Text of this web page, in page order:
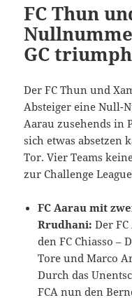
FC Thun
GC
Der FC Thun und
Absteiger eine Null-
Aarau zusehends in
sich etwas absetzen
Tor. Vier Teams
zur Challenge
FC Aarau mit
Rrudhani:Der
den FC Chiasso
Tore und Marco
Durch das
FCA nun den